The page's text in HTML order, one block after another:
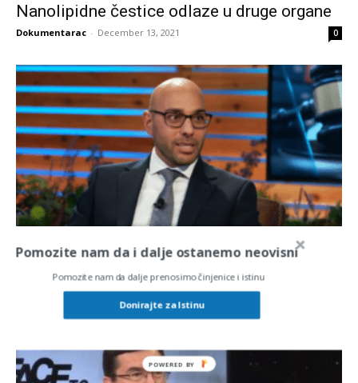
Nanolipidne čestice odlaze u druge organe
Dokumentarac - December 13, 2021 0
Većina Amerikanaca su “antivakseri” – pita
Pomozite nam da i dalje ostanemo neovisni
Pomozite nam da dalje prenosimo činjenice i istinu
Donirajte za Istinu
POWERED